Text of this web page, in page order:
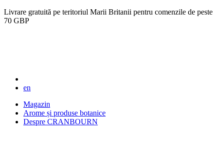
Livrare gratuită pe teritoriul Marii Britanii pentru comenzile de peste
70 GBP
en
Magazin
Arome și produse botanice
Despre CRANBOURN